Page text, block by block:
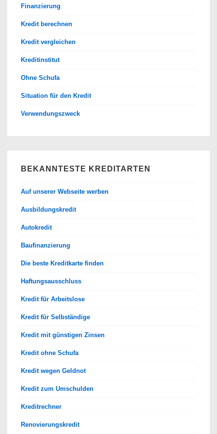
Finanzierung
Kredit berechnen
Kredit vergleichen
Kreditinstitut
Ohne Schufa
Situation für den Kredit
Verwendungszweck
BEKANNTESTE KREDITARTEN
Auf unserer Webseite werben
Ausbildungskredit
Autokredit
Baufinanzierung
Die beste Kreditkarte finden
Haftungsausschluss
Kredit für Arbeitslose
Kredit für Selbständige
Kredit mit günstigen Zinsen
Kredit ohne Schufa
Kredit wegen Geldnot
Kredit zum Umschulden
Kreditrechner
Renovierungskredit